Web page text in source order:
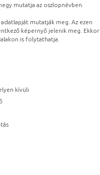
mutatja az oszlopnévben.
mutatják meg. Az ezen
képernyő jelenik meg. Ekkor
is folytathatja.
kívüli